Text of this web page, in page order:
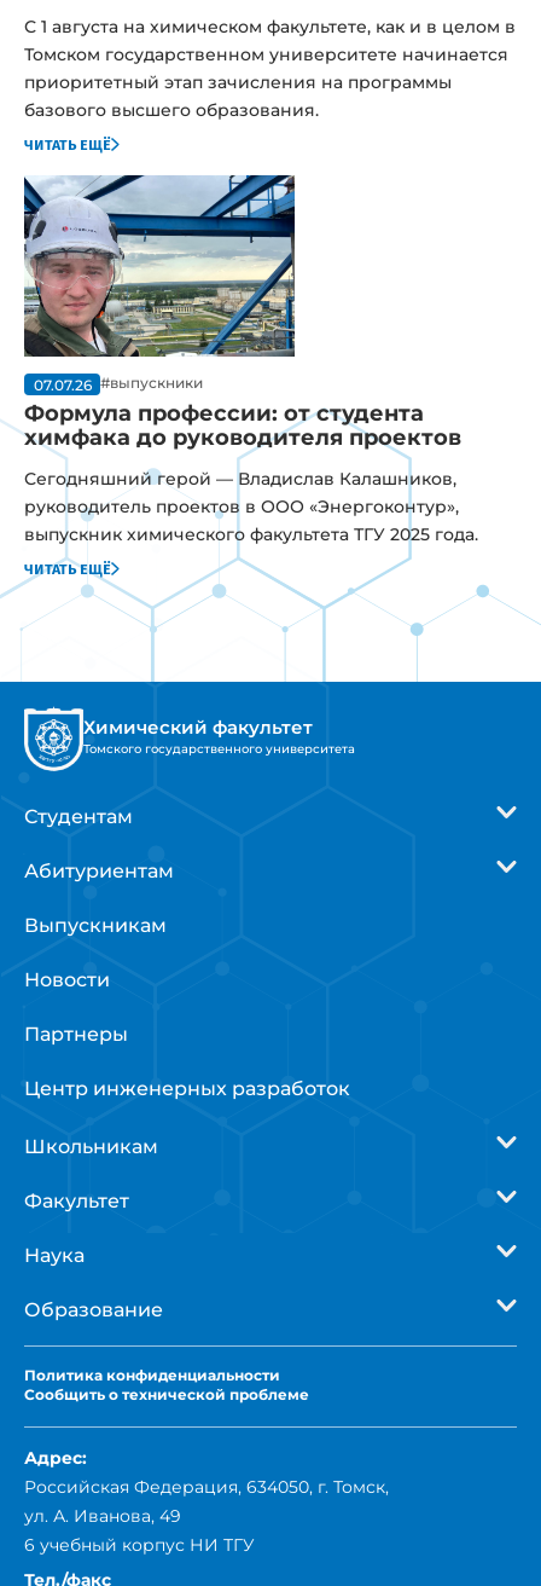
С 1 августа на химическом факультете, как и в целом в
Томском государственном университете начинается
приоритетный этап зачисления на программы
базового высшего образования.
читать ещё
07.07.26 #выпускники
Формула профессии: от студента
химфака до руководителя проектов
Сегодняшний герой — Владислав Калашников,
руководитель проектов в ООО «Энергоконтур»,
выпускник химического факультета ТГУ 2025 года.
читать ещё
Химический факультет
Томского государственного университета
Студентам
Абитуриентам
Выпускникам
Новости
Партнеры
Центр инженерных разработок
Школьникам
Факультет
Наука
Образование
Политика конфиденциальности
Сообщить о технической проблеме
Адрес:
Российская Федерация, 634050, г. Томск,
ул. А. Иванова, 49
6 учебный корпус НИ ТГУ
Тел./факс